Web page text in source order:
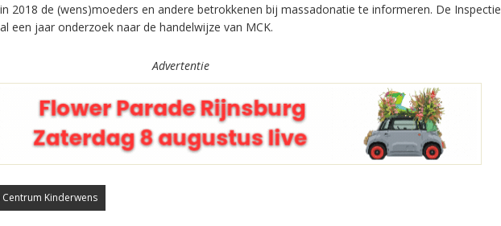
2018 de (wens)moeders en andere betrokkenen bij massadonatie te informeren. De Inspectie
een jaar onderzoek naar de handelwijze van MCK.
Advertentie
Centrum Kinderwens